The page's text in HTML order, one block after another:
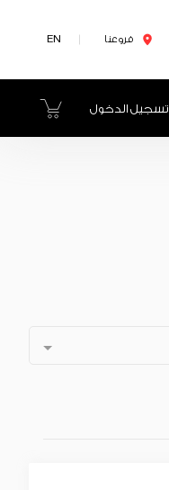
فروعنا EN
تسجيل الدخول